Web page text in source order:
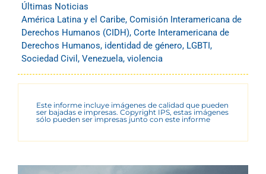
Últimas Noticias
América Latina y el Caribe, Comisión Interamericana de
Derechos Humanos (CIDH), Corte Interamericana de
Derechos Humanos, identidad de género, LGBTI,
Sociedad Civil , Venezuela, violencia
Este informe incluye imágenes de calidad que pueden
ser bajadas e impresas. Copyright IPS, estas imágenes
sólo pueden ser impresas junto con este informe